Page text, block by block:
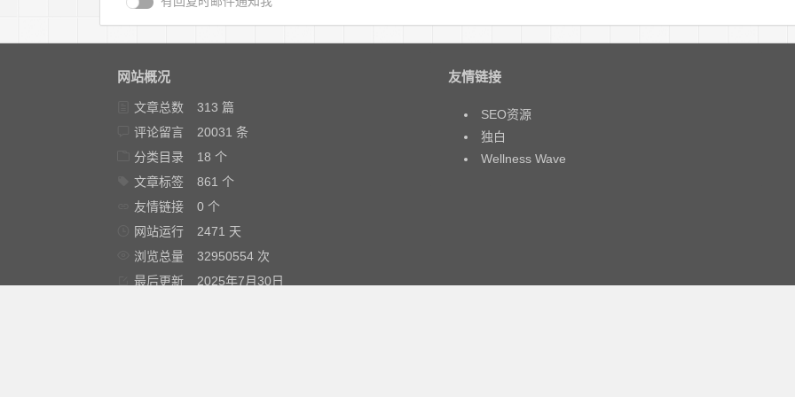
网站概况
文章总数
313 篇
评论留言
20031 条
分类目录
18 个
文章标签
861 个
友情链接
0 个
网站运行
2471 天
浏览总量
32950554 次
最后更新
2025年7月30日
友情链接
SEO资源
独白
Wellness Wave